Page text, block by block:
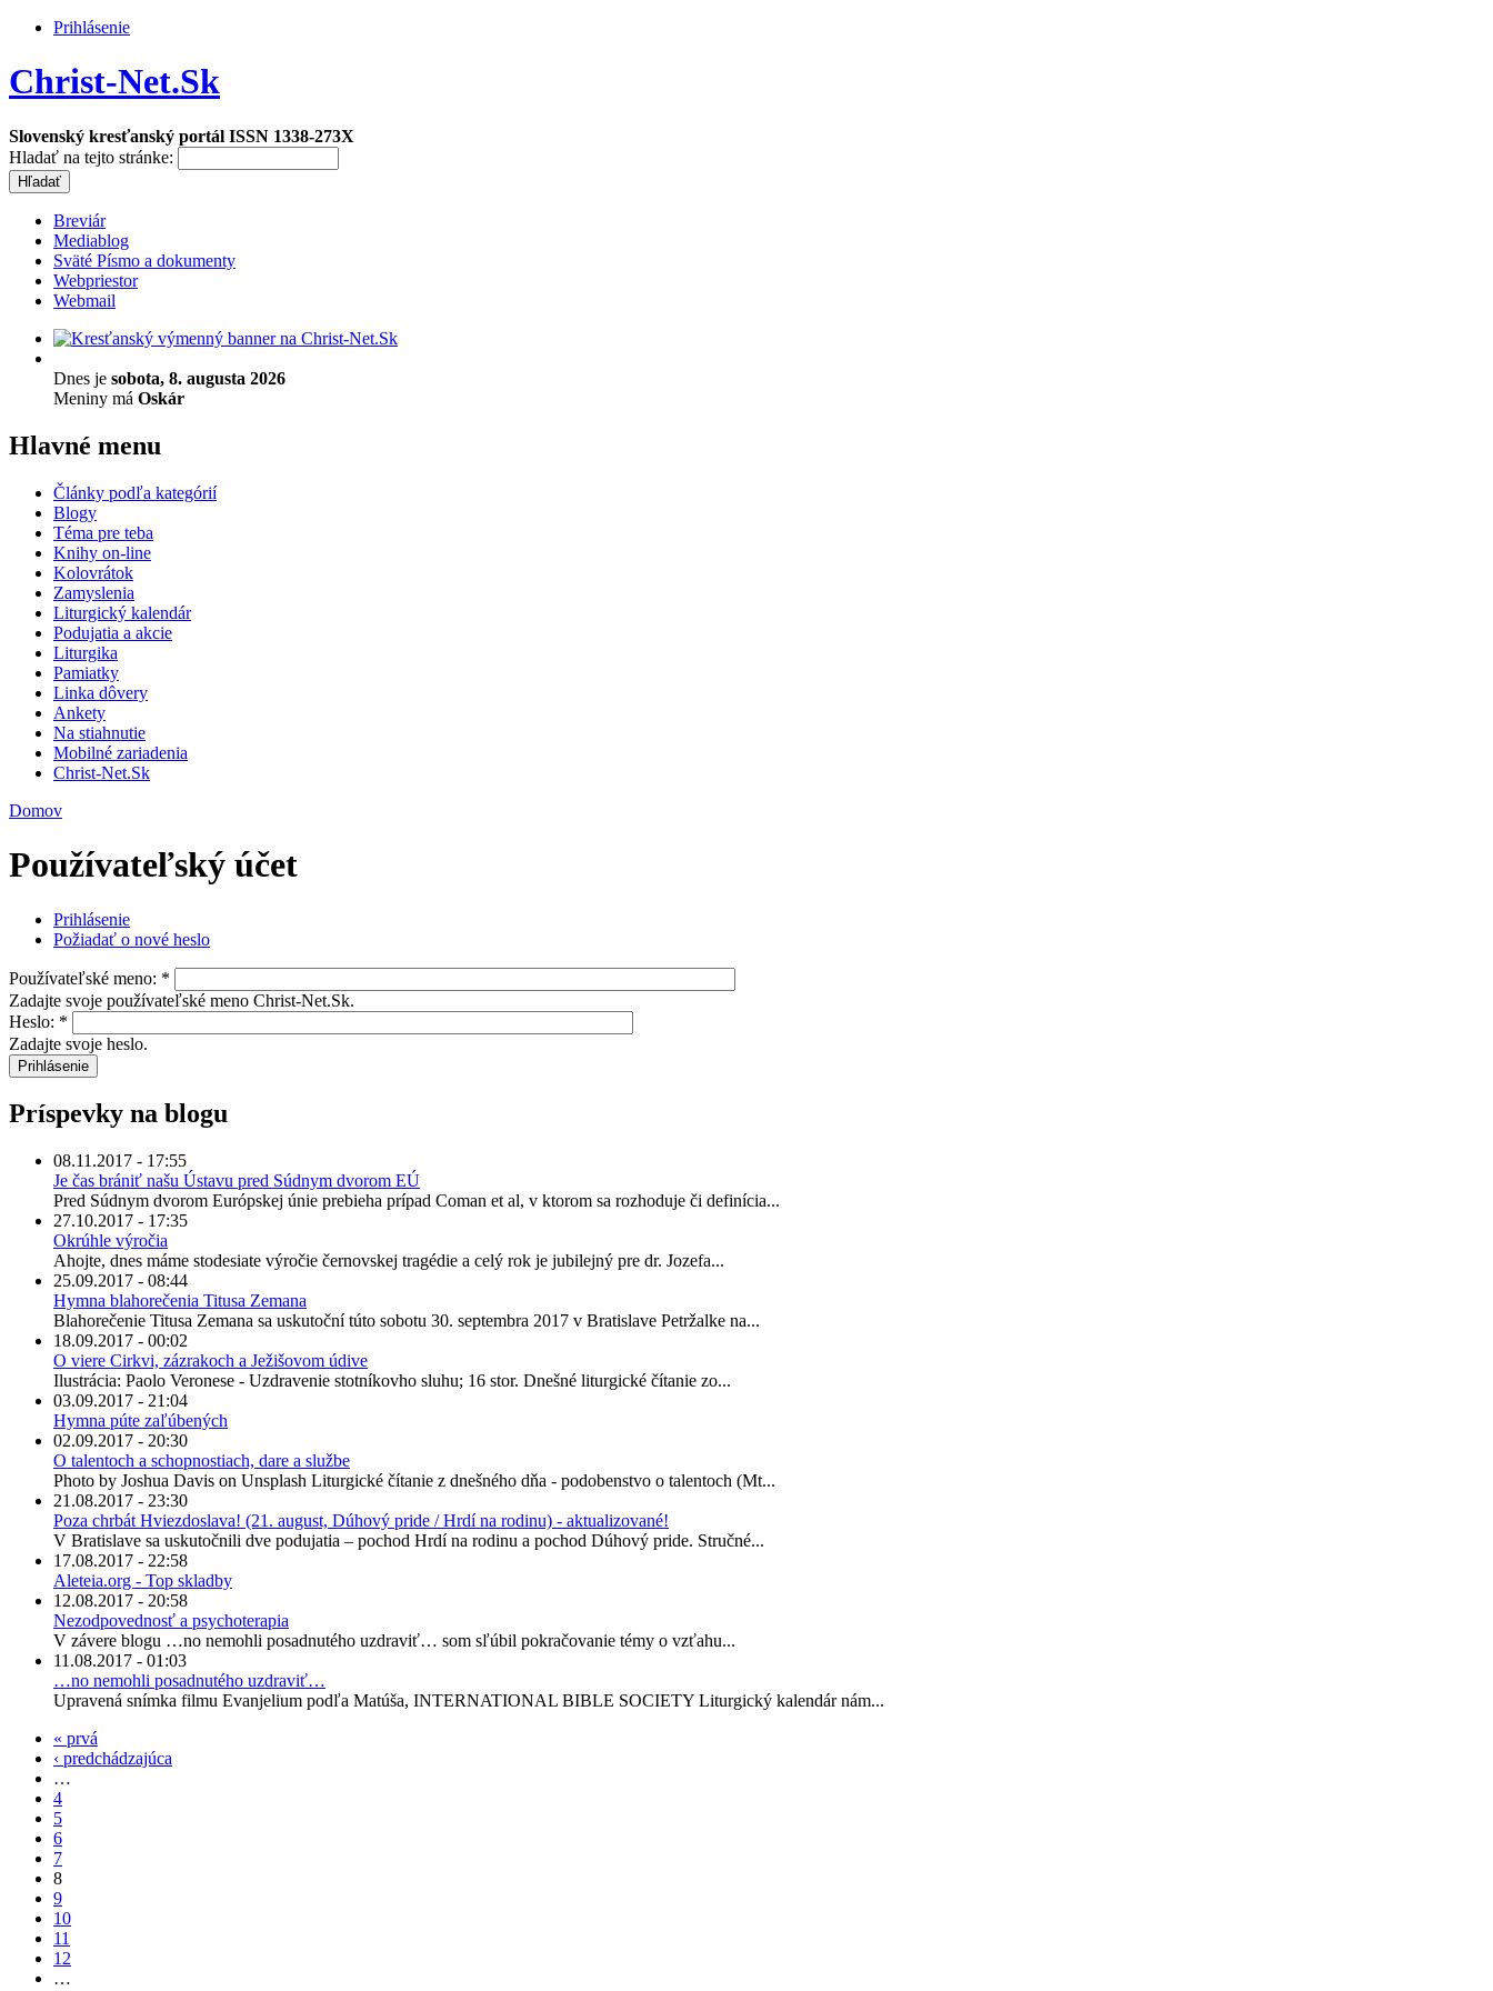
Prihlásenie
Christ-Net.Sk
Slovenský kresťanský portál ISSN 1338-273X
Hladať na tejto stránke:
Breviár
Mediablog
Sväté Písmo a dokumenty
Webpriestor
Webmail
Dnes je sobota, 8. augusta 2026
Meniny má Oskár
Hlavné menu
Články podľa kategórií
Blogy
Téma pre teba
Knihy on-line
Kolovrátok
Zamyslenia
Liturgický kalendár
Podujatia a akcie
Liturgika
Pamiatky
Linka dôvery
Ankety
Na stiahnutie
Mobilné zariadenia
Christ-Net.Sk
Domov
Používateľský účet
Prihlásenie
Požiadať o nové heslo
Používateľské meno: *
Zadajte svoje používateľské meno Christ-Net.Sk.
Heslo: *
Zadajte svoje heslo.
Príspevky na blogu
08.11.2017 - 17:55
Je čas brániť našu Ústavu pred Súdnym dvorom EÚ
Pred Súdnym dvorom Európskej únie prebieha prípad Coman et al, v ktorom sa rozhoduje či definícia...
27.10.2017 - 17:35
Okrúhle výročia
Ahojte, dnes máme stodesiate výročie černovskej tragédie a celý rok je jubilejný pre dr. Jozefa...
25.09.2017 - 08:44
Hymna blahorečenia Titusa Zemana
Blahorečenie Titusa Zemana sa uskutoční túto sobotu 30. septembra 2017 v Bratislave Petržalke na...
18.09.2017 - 00:02
O viere Cirkvi, zázrakoch a Ježišovom údive
Ilustrácia: Paolo Veronese - Uzdravenie stotníkovho sluhu; 16 stor. Dnešné liturgické čítanie zo...
03.09.2017 - 21:04
Hymna púte zaľúbených
02.09.2017 - 20:30
O talentoch a schopnostiach, dare a službe
Photo by Joshua Davis on Unsplash Liturgické čítanie z dnešného dňa - podobenstvo o talentoch (Mt...
21.08.2017 - 23:30
Poza chrbát Hviezdoslava! (21. august, Dúhový pride / Hrdí na rodinu) - aktualizované!
V Bratislave sa uskutočnili dve podujatia – pochod Hrdí na rodinu a pochod Dúhový pride. Stručné...
17.08.2017 - 22:58
Aleteia.org - Top skladby
12.08.2017 - 20:58
Nezodpovednosť a psychoterapia
V závere blogu …no nemohli posadnutého uzdraviť… som sľúbil pokračovanie témy o vzťahu...
11.08.2017 - 01:03
…no nemohli posadnutého uzdraviť…
Upravená snímka filmu Evanjelium podľa Matúša, INTERNATIONAL BIBLE SOCIETY Liturgický kalendár nám...
« prvá
‹ predchádzajúca
…
4
5
6
7
8
9
10
11
12
…